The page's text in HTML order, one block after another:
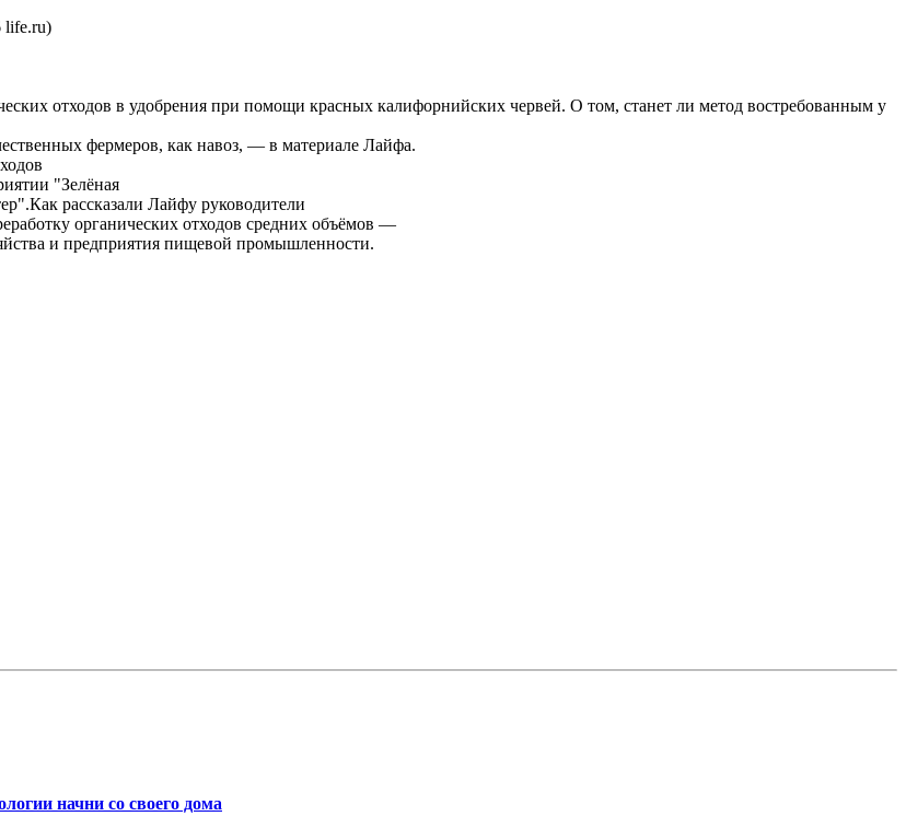
life.ru)
отходов в удобрения при помощи красных калифорнийских червей. О том, станет ли метод востребованным у
фермеров, как навоз, ― в материале Лайфа.
"Зелёная
рассказали Лайфу руководители
органических отходов средних объёмов ―
и предприятия пищевой промышленности.
начни со своего дома